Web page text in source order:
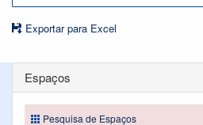
Exportar para Excel
Espaços
Pesquisa de Espaços